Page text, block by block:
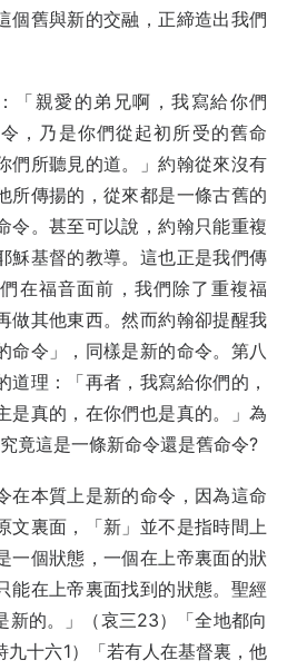
個舊與新的交融，正締造出我們
「親愛的弟兄啊，我寫給你們
，乃是你們從起初所受的舊命
們所聽見的道。」約翰從來沒有
所傳揚的，從來都是一條古舊的
令。甚至可以說，約翰只能重複
穌基督的教導。這也正是我們傳
在福音面前，我們除了重複福
做其他東西。然而約翰卻提醒我
命令」，同樣是新的命令。第八
道理：「再者，我寫給你們的，
是真的，在你們也是真的。」為
竟這是一條新命令還是舊命令?
在本質上是新的命令，因為這命
文裏面，「新」並不是指時間上
一個狀態，一個在上帝裏面的狀
能在上帝裏面找到的狀態。聖經
新的。」（哀三23）「全地都向
九十六1）「若有人在基督裏，他